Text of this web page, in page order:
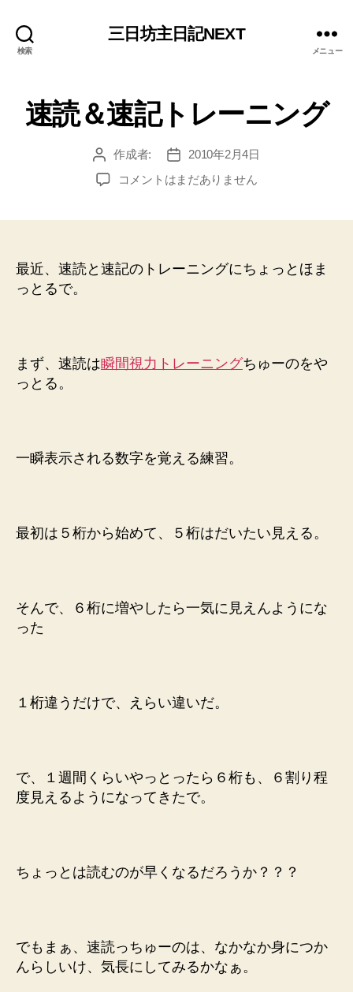
検索
三日坊主日記NEXT
メニュー
速読＆速記トレーニング
投
稿
者
作成者:
投
稿
日
2010年2月4日
速
ト
へ
コメントはまだありません
最近、速読と速記のトレーニングにちょっとほま
っとるで。
まず、速読は瞬間視力トレーニングちゅーのをや
っとる。
一瞬表示される数字を覚える練習。
最初は５桁から始めて、５桁はだいたい見える。
そんで、６桁に増やしたら一気に見えんようにな
った
１桁違うだけで、えらい違いだ。
で、１週間くらいやっとったら６桁も、６割り程
度見えるようになってきたで。
ちょっとは読むのが早くなるだろうか？？？
でもまぁ、速読っちゅーのは、なかなか身につか
んらしいけ、気長にしてみるかなぁ。